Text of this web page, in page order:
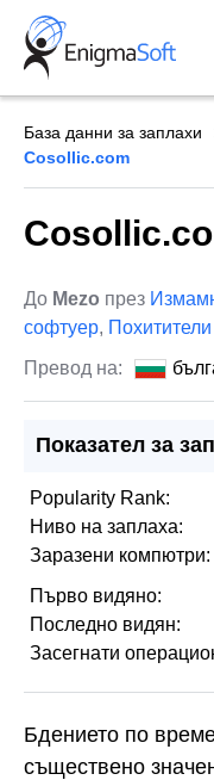
Skip
content
База данни за заплахи
Cosollic.com
До Mezo през
софтуер,
Превод на:
Показател за
Popularity Rank:
Ниво на заплаха:
Заразени компютри:
Първо видяно:
Последно видян:
Засегнати
Бдението по
съществено